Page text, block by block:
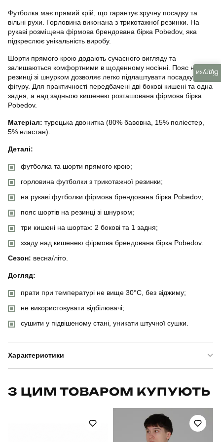
Футболка має прямий крій, що гарантує зручну посадку та
вільні рухи. Горловина виконана з трикотажної резинки. На
рукаві розміщена фірмова брендована бірка Pobedov, яка
підкреслює унікальність виробу.
Шорти прямого крою додають сучасного вигляду та
залишаються комфортними в щоденному носінні. Пояс на
резинці зі шнурком дозволяє легко підлаштувати посадку під
фігуру. Для практичності передбачені дві бокові кишені та одна
задня, а над задньою кишенею розташована фірмова бірка
Pobedov.
Матеріал: турецька двонитка (80% бавовна, 15% поліестер,
5% еластан).
Деталі:
футболка та шорти прямого крою;
горловина футболки з трикотажної резинки;
на рукаві футболки фірмова брендована бірка Pobedov;
пояс шортів на резинці зі шнурком;
три кишені на шортах: 2 бокові та 1 задня;
ззаду над кишенею фірмова брендована бірка Pobedov.
Сезон: весна/літо.
Догляд:
прати при температурі не вище 30°C, без віджиму;
не використовувати відбілювачі;
сушити у підвішеному стані, уникати штучної сушки.
Характеристики
SBkm2934Mdge
З ЦИМ ТОВАРОМ КУПУЮТЬ
Відгуки